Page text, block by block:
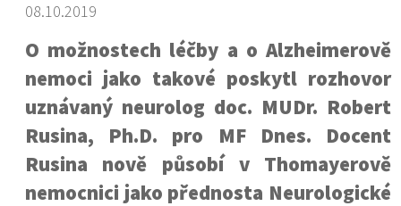
08.10.2019
O možnostech léčby a o Alzheimerově
nemoci jako takové poskytl rozhovor
uznávaný neurolog doc. MUDr. Robert
Rusina, Ph.D. pro MF Dnes. Docent
Rusina nově působí v Thomayerově
nemocnici jako přednosta Neurologické